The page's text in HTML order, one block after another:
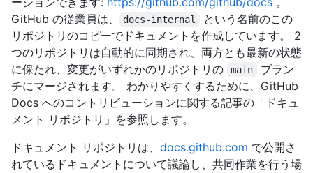
GitHub の従業員は、
docs-internal
という名前のこの
リポジトリのコピーでドキュメントを作成しています。 2
つのリポジトリは自動的に同期され、両方とも最新の状態
に保たれ、変更がいずれかのリポジトリの
main
ブラン
チにマージされます。 わかりやすくするために、GitHub
Docs へのコントリビューションに関する記事の「ドキュ
メント リポジトリ」を参照します。
ドキュメント リポジトリは、 docs.github.com で公開さ
れているドキュメントについて議論し、共同作業を行う場